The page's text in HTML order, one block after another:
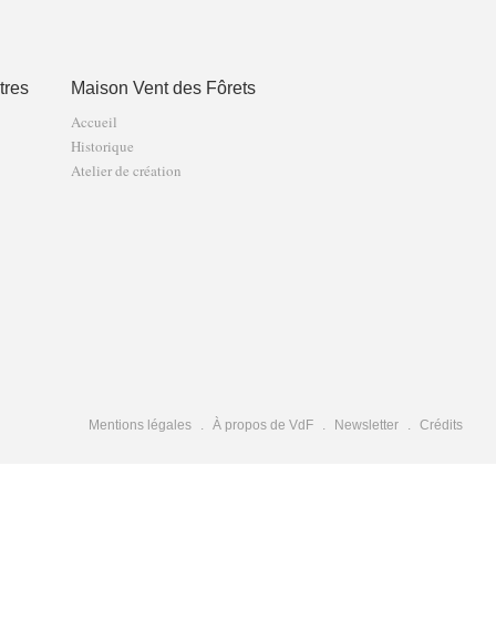
Maison Vent des Fôrets
Accueil
Historique
Atelier de création
Mentions légales À propos de VdF Newsletter Crédits